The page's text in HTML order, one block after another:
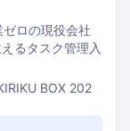
ロの現役会社
るタスク管理入
BOX 202